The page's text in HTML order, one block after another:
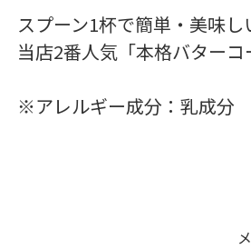
スプーン1杯で簡単・美味し
当店2番人気「本格バター
※アレルギー成分：乳成分